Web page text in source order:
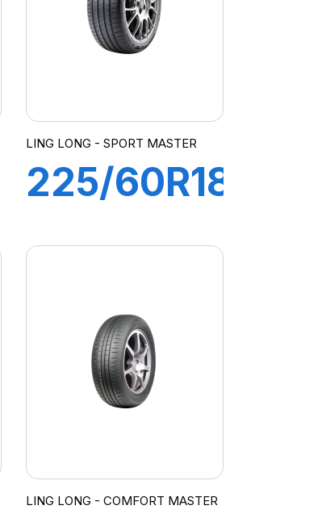
LING LONG - SPORT MASTER
225/60R18
MASTER
C/S
LING LONG - COMFORT MASTER